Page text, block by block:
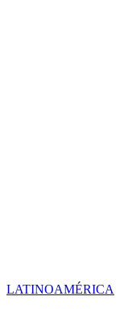
LATINOAMÉRICA